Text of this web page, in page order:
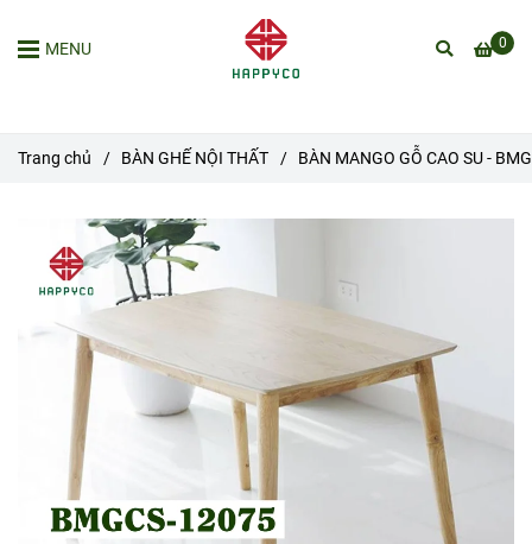
0
MENU
Trang chủ / BÀN GHẾ NỘI THẤT / BÀN MANGO GỖ CAO SU -